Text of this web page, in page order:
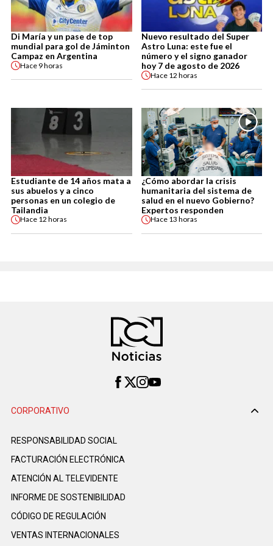
Di María y un pase de top
mundial para gol de Jáminton
Campaz en Argentina
Hace 9 horas
Nuevo resultado del Super
Astro Luna: este fue el
número y el signo ganador
hoy 7 de agosto de 2026
Hace 12 horas
Estudiante de 14 años mata a
sus abuelos y a cinco
personas en un colegio de
Tailandia
Hace 12 horas
¿Cómo abordar la crisis
humanitaria del sistema de
salud en el nuevo Gobierno?
Expertos responden
Hace 13 horas
CORPORATIVO
RESPONSABILIDAD SOCIAL
FACTURACIÓN ELECTRÓNICA
ATENCIÓN AL TELEVIDENTE
INFORME DE SOSTENIBILIDAD
CÓDIGO DE REGULACIÓN
VENTAS INTERNACIONALES